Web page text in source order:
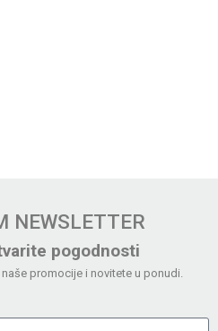
NEWSLETTER
pogodnosti
promocije i novitete u ponudi.